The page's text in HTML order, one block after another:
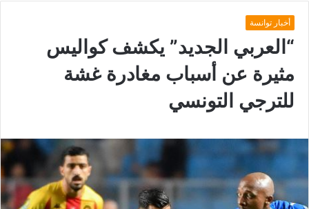
أخبار توانسة
“العربي الجديد” يكشف كواليس
مثيرة عن أسباب مغادرة غشة
للترجي التونسي